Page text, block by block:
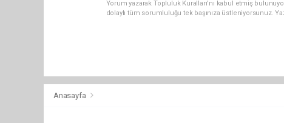
Yorum yazarak Topluluk Kuralları’nı kabul etmiş
dolaylı tüm sorumluluğu tek başınıza üstleniyorsunuz.
Anasayfa